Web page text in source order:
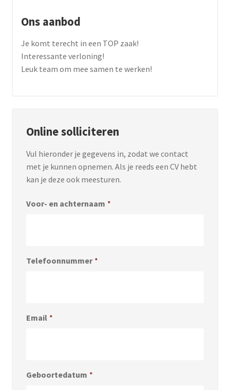
Ons aanbod
Je komt terecht in een TOP zaak!
Interessante verloning!
Leuk team om mee samen te werken!
Online solliciteren
Vul hieronder je gegevens in, zodat we contact
met je kunnen opnemen. Als je reeds een CV hebt
kan je deze ook meesturen.
Voor- en achternaam *
Telefoonnummer *
Email *
Geboortedatum *